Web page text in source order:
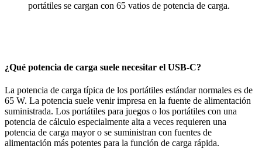
portátiles se cargan con 65 vatios de potencia de carga.
¿Qué potencia de carga suele necesitar el USB-C?
La potencia de carga típica de los portátiles estándar normales es de
65 W. La potencia suele venir impresa en la fuente de alimentación
suministrada. Los portátiles para juegos o los portátiles con una
potencia de cálculo especialmente alta a veces requieren una
potencia de carga mayor o se suministran con fuentes de
alimentación más potentes para la función de carga rápida.